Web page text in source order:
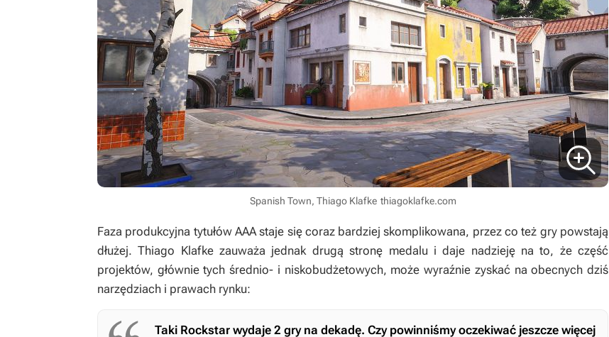
Spanish Town, Thiago Klafke thiagoklafke.com
Faza produkcyjna tytułów AAA staje się coraz bardziej skomplikowana, przez co też gry powstają
dłużej. Thiago Klafke zauważa jednak drugą stronę medalu i daje nadzieję na to, że część
projektów, głównie tych średnio- i niskobudżetowych, może wyraźnie zyskać na obecnych dziś
narzędziach i prawach rynku:
Taki Rockstar wydaje 2 gry na dekadę. Czy powinniśmy oczekiwać jeszcze więcej